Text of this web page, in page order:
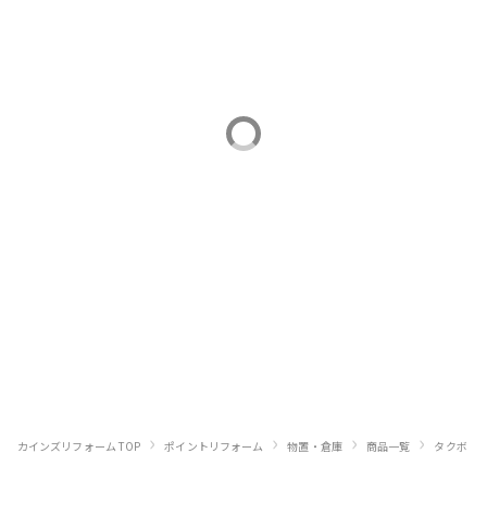
カインズリフォーム TOP › ポイントリフォーム › 物置・倉庫 › 商品一覧 › タクボ